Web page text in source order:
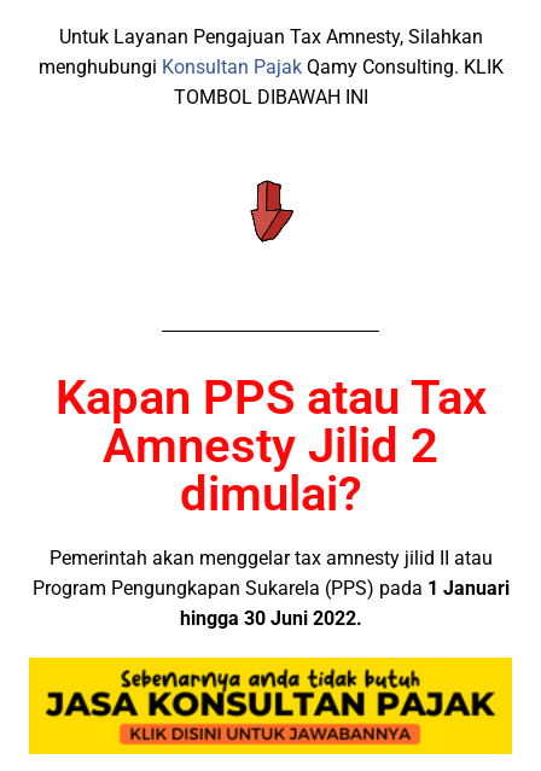
Untuk Layanan Pengajuan Tax Amnesty, Silahkan
menghubungi Konsultan PajakQamy Consulting. KLIK
TOMBOL DIBAWAH INI
Kapan PPS atau Tax
Amnesty Jilid 2
dimulai?
Pemerintah akan menggelar tax amnesty jilid II atau
Program Pengungkapan Sukarela (PPS) pada 1 Januari
hingga 30 Juni 2022.